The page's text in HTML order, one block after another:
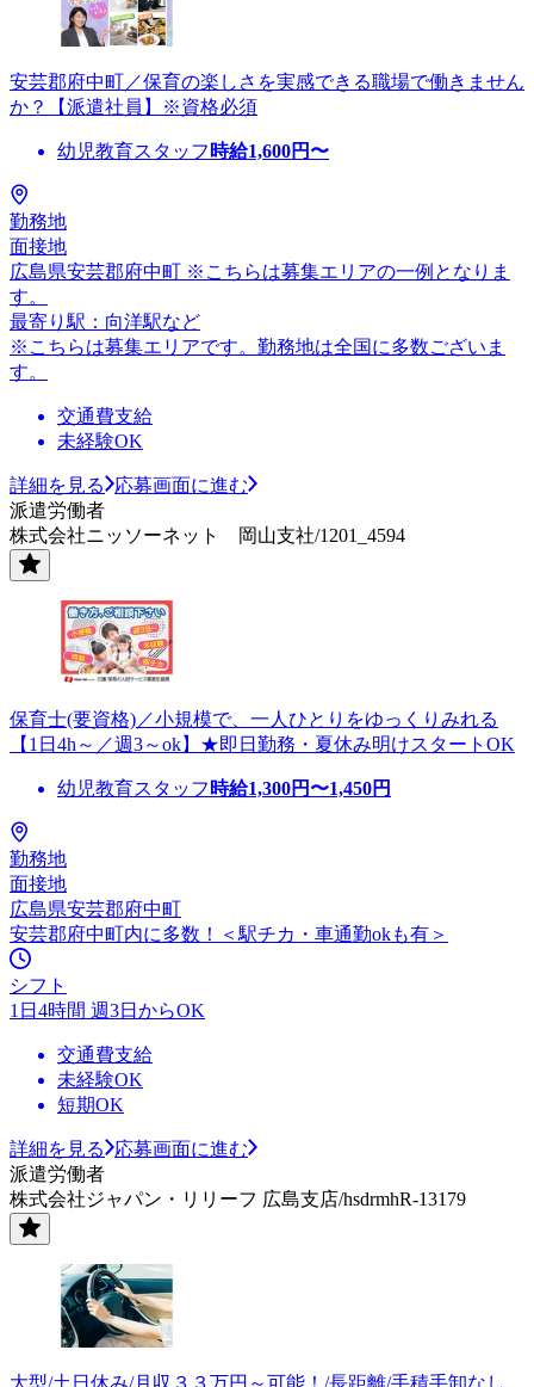
安芸郡府中町／保育の楽しさを実感できる職場で働きません
か？【派遣社員】※資格必須
幼児教育スタッフ 時給1,600円〜
勤務地
面接地
広島県安芸郡府中町 ※こちらは募集エリアの一例となりま
す。
最寄り駅：向洋駅など
※こちらは募集エリアです。勤務地は全国に多数ございま
す。
交通費支給
未経験OK
詳細を見る
応募画面に進む
派遣労働者
株式会社ニッソーネット 岡山支社/1201_4594
保育士(要資格)／小規模で、一人ひとりをゆっくりみれる
【1日4h～／週3～ok】★即日勤務・夏休み明けスタートOK
幼児教育スタッフ 時給1,300円〜1,450円
勤務地
面接地
広島県安芸郡府中町
安芸郡府中町内に多数！＜駅チカ・車通勤okも有＞
シフト
1日4時間 週3日からOK
交通費支給
未経験OK
短期OK
詳細を見る
応募画面に進む
派遣労働者
株式会社ジャパン・リリーフ 広島支店/hsdrmhR-13179
大型/土日休み/月収３３万円～可能！/長距離/手積手卸なし